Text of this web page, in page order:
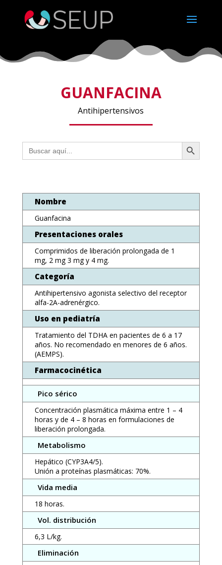
GUANFACINA
Antihipertensivos
Buscar: Botón de búsqueda
Nombre
Guanfacina
Presentaciones orales
Comprimidos de liberación prolongada de 1
mg, 2 mg 3 mg y 4 mg.
Categoría
Antihipertensivo agonista selectivo del receptor
alfa-2A-adrenérgico.
Uso en pediatría
Tratamiento del TDHA en pacientes de 6 a 17
años. No recomendado en menores de 6 años.
(AEMPS).
Farmacocinética
Pico sérico
Concentración plasmática máxima entre 1 – 4
horas y de 4 – 8 horas en formulaciones de
liberación prolongada.
Metabolismo
Hepático (CYP3A4/5).
Unión a proteínas plasmáticas: 70%.
Vida media
18 horas.
Vol. distribución
6,3 L/kg.
Eliminación